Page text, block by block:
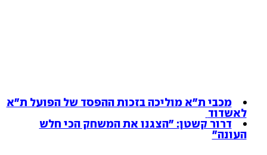
מכבי ת"א מוליכה בזכות ההפסד של הפועל ת"א
לאשדוד
דרור קשטן: "הצגנו את המשחק הכי חלש
העונה"